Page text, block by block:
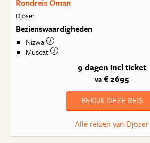
Rondreis Oman
Djoser
Bezienswaardigheden
Nizwa
Muscat
9 dagen incl ticket
va € 2695
BEKIJK DEZE REIS
Alle reizen van Djoser